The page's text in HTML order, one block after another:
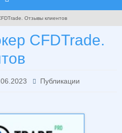
Отзывы клиентов
CFDTrade.
Публикации